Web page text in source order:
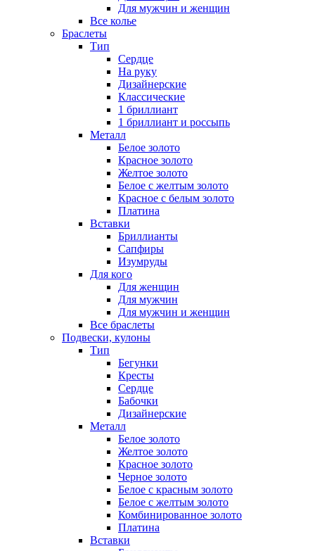
Для мужчин и женщин
Все колье
Браслеты
Тип
Сердце
На руку
Дизайнерские
Классические
1 бриллиант
1 бриллиант и россыпь
Металл
Белое золото
Красное золото
Желтое золото
Белое с желтым золото
Красное с белым золото
Платина
Вставки
Бриллианты
Сапфиры
Изумруды
Для кого
Для женщин
Для мужчин
Для мужчин и женщин
Все браслеты
Подвески, кулоны
Тип
Бегунки
Кресты
Сердце
Бабочки
Дизайнерские
Металл
Белое золото
Желтое золото
Красное золото
Черное золото
Белое с красным золото
Белое с желтым золото
Комбинированное золото
Платина
Вставки